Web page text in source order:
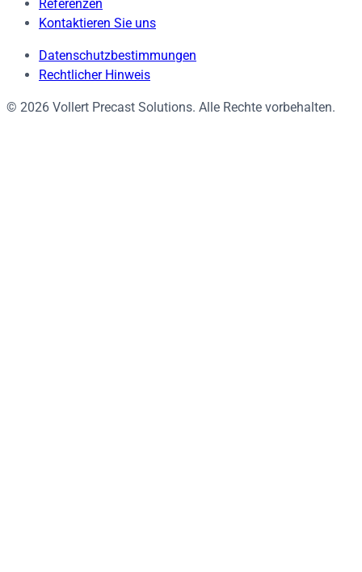
Referenzen
Kontaktieren Sie uns
Datenschutzbestimmungen
Rechtlicher Hinweis
© 2026 Vollert Precast Solutions. Alle Rechte vorbehalten.